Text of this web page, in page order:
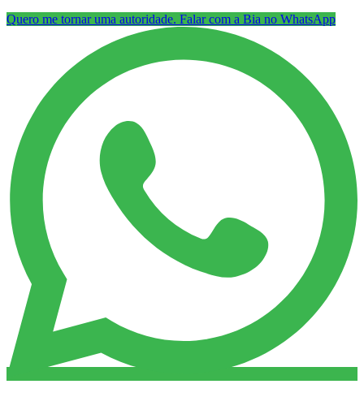
Quero me tornar uma autoridade. Falar com a Bia no WhatsApp